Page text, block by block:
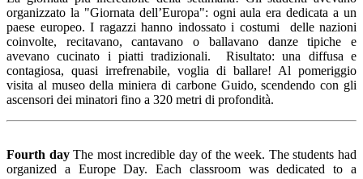
organizzato la "Giornata dell’Europa": ogni aula era dedicata a un
paese europeo. I ragazzi hanno indossato i costumi delle nazioni
coinvolte, recitavano, cantavano o ballavano danze tipiche e
avevano cucinato i piatti tradizionali. Risultato: una diffusa e
contagiosa, quasi irrefrenabile, voglia di ballare! Al pomeriggio
visita al museo della miniera di carbone Guido, scendendo con gli
ascensori dei minatori fino a 320 metri di profondità.
Fourth dayThe most incredible day of the week. The students had
organized a Europe Day. Each classroom was dedicated to a